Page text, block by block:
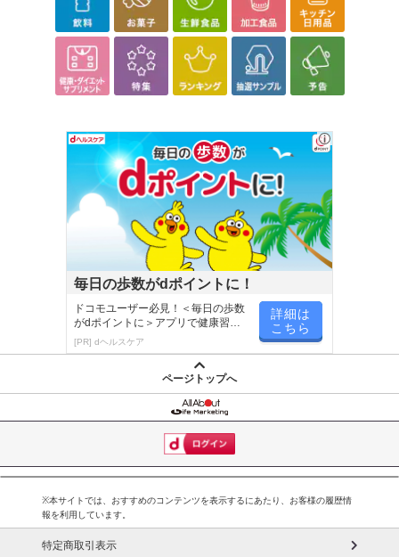
毎日の歩数がdポイントに！
ドコモユーザー必見！＜毎日の歩数
がdポイントに＞アプリで健康習慣
が楽しく続く
[PR] dヘルスケア
詳細は
こちら
ページトップへ
※本サイトでは、おすすめのコンテンツを表示するにあたり、お客様の履歴情
報を利用しています。
特定商取引表示